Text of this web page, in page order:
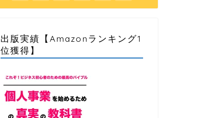
出版実績【Amazonランキング1
位獲得】